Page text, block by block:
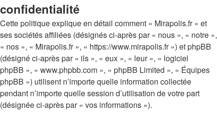
confidentialité
Cette politique explique en détail comment « Mirapolis.fr » et
ses sociétés affiliées (désignés ci-après par « nous », « notre »,
« nos », « Mirapolis.fr », « https://www.mirapolis.fr ») et phpBB
(désigné ci-après par « ils », « eux », « leur », « logiciel
phpBB », « www.phpbb.com », « phpBB Limited », « Équipes
phpBB ») utilisent n’importe quelle information collectée
pendant n’importe quelle session d’utilisation de votre part
(désignée ci-après par « vos informations »).